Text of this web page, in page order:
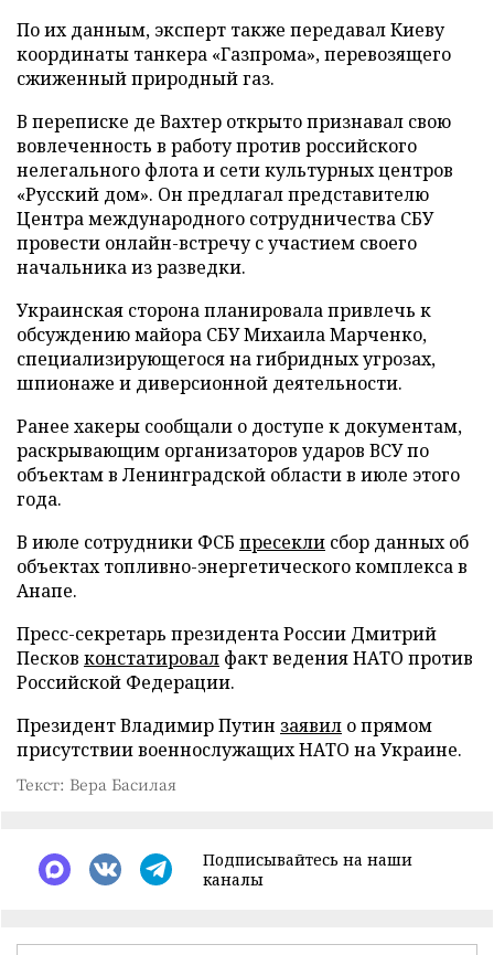
По их данным, эксперт также передавал Киеву
координаты танкера «Газпрома», перевозящего
сжиженный природный газ.
В переписке де Вахтер открыто признавал свою
вовлеченность в работу против российского
нелегального флота и сети культурных центров
«Русский дом». Он предлагал представителю
Центра международного сотрудничества СБУ
провести онлайн-встречу с участием своего
начальника из разведки.
Украинская сторона планировала привлечь к
обсуждению майора СБУ Михаила Марченко,
специализирующегося на гибридных угрозах,
шпионаже и диверсионной деятельности.
Ранее хакеры сообщали о доступе к документам,
раскрывающим организаторов ударов ВСУ по
объектам в Ленинградской области в июле этого
года.
В июле сотрудники ФСБ пресекли сбор данных об
объектах топливно-энергетического комплекса в
Анапе.
Пресс-секретарь президента России Дмитрий
Песков констатировал факт ведения НАТО против
Российской Федерации.
Президент Владимир Путин заявил о прямом
присутствии военнослужащих НАТО на Украине.
Текст: Вера Басилая
Подписывайтесь на наши
каналы